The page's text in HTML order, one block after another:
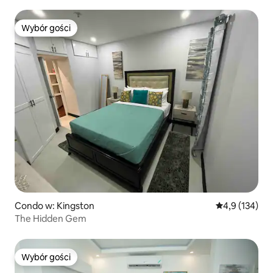
Wybór gości
Wybór gości
Condo w: Kingston Średnia
4,9 (134)
The Hidden Gem
Wybór gości
Wybór gości